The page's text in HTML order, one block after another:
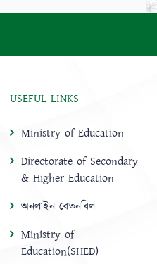
USEFUL LINKS
Ministry of Education
Directorate of Secondary
& Higher Education
অনলাইন বেতনবিল
Ministry of
Education(SHED)